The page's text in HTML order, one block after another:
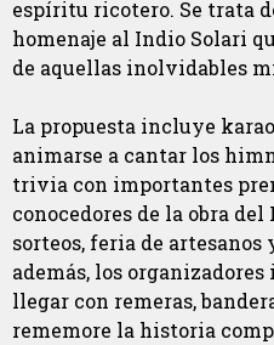
espíritu ricotero. Se trata
homenaje al Indio Solari
de aquellas inolvidables
La propuesta incluye
animarse a cantar los
trivia con importantes
conocedores de la obra del
sorteos, feria de
además, los
llegar con remeras,
rememore la historia